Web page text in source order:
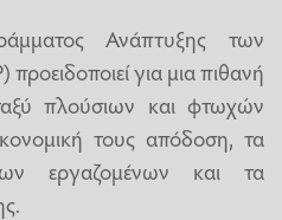
Ανάπτυξης των
για μια πιθανή
πλούσιων και φτωχών
τους απόδοση, τα
εργαζομένων και τα